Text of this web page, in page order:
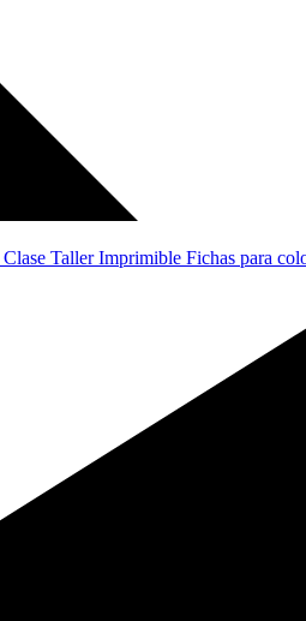
Clase TallerImprimible Fichas para